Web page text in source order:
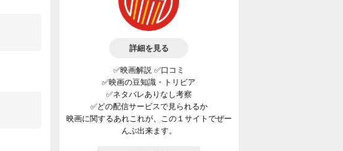
詳細を見る
✅映画解説 ✅口コミ
✅映画の豆知識・トリビア
✅ネタバレありなし考察
✅どの配信サービスで見られるか
映画に関するあれこれが、この１サイトでぜー
んぶ出来ます。